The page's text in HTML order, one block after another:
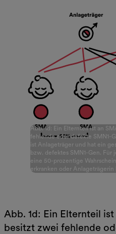
Abb. 1d: Ein Elternteil ist an
fehlende oder defekte SMN1-
ist Anlageträger und hat ein
bzw. defektes SMN1-Gen.
eine 50-prozentige
erkranken oder
Abb. 1d: Ein Elternteil
besitzt zwei fehlende